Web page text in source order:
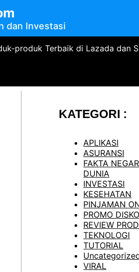
dan Investasi
produk Terbaik di Lazada dan
KATEGORI :
APLIKASI
ASURANSI
FAKTA
DUNIA
INVESTASI
KESEHATAN
PINJAMAN
PROMO
REVIEW
TEKNOLOGI
TUTORIAL
VIRAL